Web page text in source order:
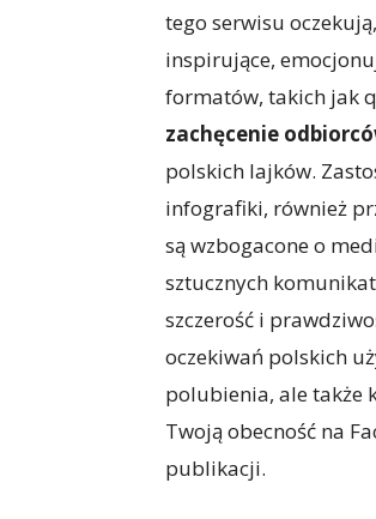
tego serwisu
inspirujące,
formatów, takich jak
zachęcenie
polskich lajków.
infografiki, również
są wzbogacone o
sztucznych
szczerość i
oczekiwań polskich
polubienia, ale także
Twoją obecność na
publikacji.